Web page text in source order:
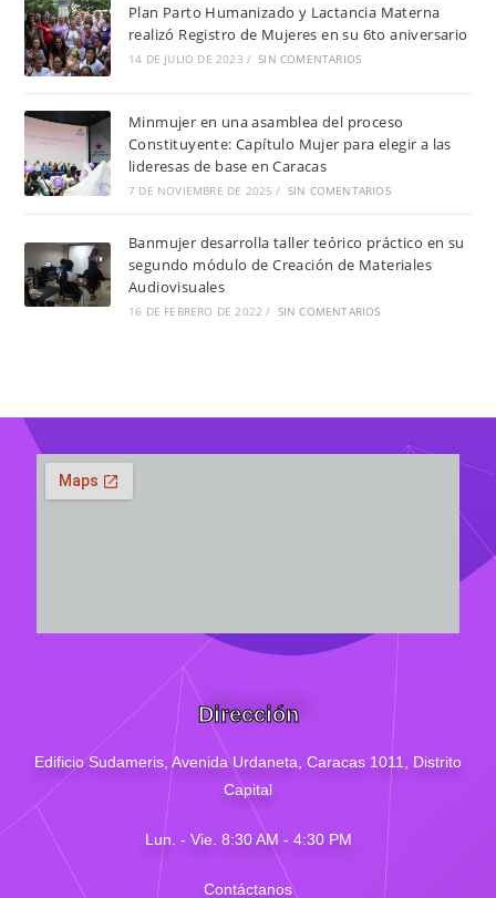
Plan Parto Humanizado y Lactancia Materna
realizó Registro de Mujeres en su 6to aniversario
14 DE JULIO DE 2023 / SIN COMENTARIOS
Minmujer en una asamblea del proceso
Constituyente: Capítulo Mujer para elegir a las
lideresas de base en Caracas
7 DE NOVIEMBRE DE 2025 / SIN COMENTARIOS
Banmujer desarrolla taller teórico práctico en su
segundo módulo de Creación de Materiales
Audiovisuales
16 DE FEBRERO DE 2022 / SIN COMENTARIOS
Dirección
Edificio Sudameris, Avenida Urdaneta, Caracas 1011, Distrito
Capital
Lun. - Vie. 8:30 AM - 4:30 PM
Contáctanos